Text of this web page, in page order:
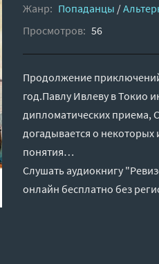
Жанр: Попаданцы /
Просмотров: 56
Продолжение
год.Павлу Ивлеву в Токио
дипломатических приема,
догадывается о некоторых
понятия…
Слушать аудиокнигу
онлайн бесплатно без